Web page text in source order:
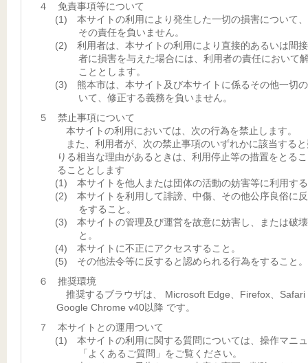
４ 免責事項等について
(1) 本サイトの利用により発生した一切の損害について
その責任を負いません。
(2) 利用者は、本サイトの利用により直接的あるいは間
者に損害を与えた場合には、利用者の責任において
こととします。
(3) 熊本市は、本サイト及び本サイトに係るその他一切
いて、修正する義務を負いません。
５ 禁止事項について
本サイトの利用においては、次の行為を禁止します。
また、利用者が、次の禁止事項のいずれかに該当する
りる相当な理由があるときは、利用停止等の措置をとる
ることとします
(1) 本サイトを他人または団体の活動の妨害等に利用す
(2) 本サイトを利用して誹謗、中傷、その他公序良俗に
をすること。
(3) 本サイトの管理及び運営を故意に妨害し、または破
と。
(4) 本サイトに不正にアクセスすること。
(5) その他法令等に反すると認められる行為をすること。
６ 推奨環境
推奨するブラウザは、 Microsoft Edge、Firefox、Safari
Google Chrome v40以降 です。
７ 本サイトとの運用ついて
(1) 本サイトの利用に関する質問については、操作マニ
「よくあるご質問」をご覧ください。